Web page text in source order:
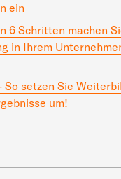
ein
6 Schritten machen
in Ihrem
So setzen Sie
um!